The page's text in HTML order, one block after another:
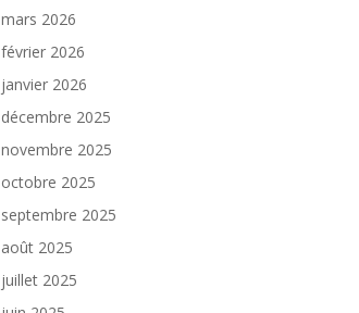
mars 2026
février 2026
janvier 2026
décembre 2025
novembre 2025
octobre 2025
septembre 2025
août 2025
juillet 2025